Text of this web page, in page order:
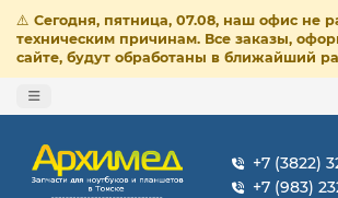
⚠️ Сегодня, пятница, 07.08, наш офис не
техническим причинам. Все заказы,
сайте, будут обработаны в ближайший
+7 (3822)
+7 (983)